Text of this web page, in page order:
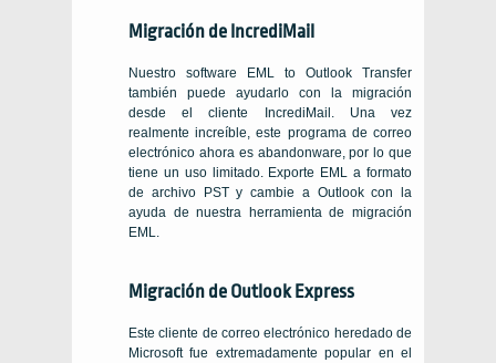
Migración de IncrediMail
Nuestro software EML to Outlook Transfer
también puede ayudarlo con la migración
desde el cliente IncrediMail. Una vez
realmente increíble, este programa de correo
electrónico ahora es abandonware, por lo que
tiene un uso limitado. Exporte EML a formato
de archivo PST y cambie a Outlook con la
ayuda de nuestra herramienta de migración
EML.
Migración de Outlook Express
Este cliente de correo electrónico heredado de
Microsoft fue extremadamente popular en el